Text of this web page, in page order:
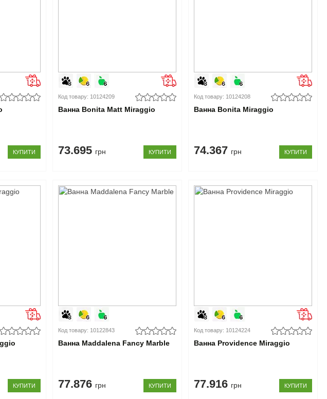
КУПИТИ
Код товару: 10124209
Ванна Bonita Matt Miraggio
73.695 грн КУПИТИ
Код товару: 10124208
Ванна Bonita Miraggio
74.367 грн КУПИТИ
КУПИТИ
Код товару: 10122843
Ванна Maddalena Fancy Marble
77.876 грн КУПИТИ
Код товару: 10124224
Ванна Providence Miraggio
77.916 грн КУПИТИ